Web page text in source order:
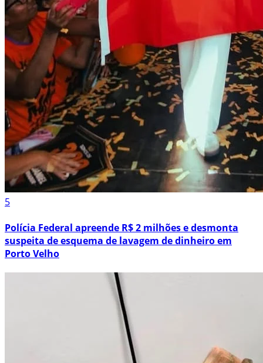
5
Polícia Federal apreende R$ 2 milhões e desmonta
suspeita de esquema de lavagem de dinheiro em
Porto Velho